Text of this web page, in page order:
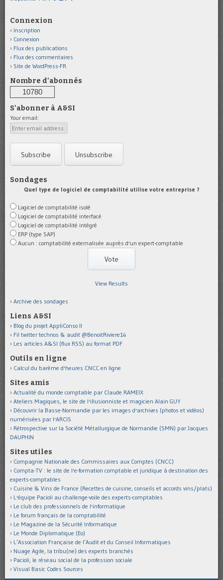
Connexion
Inscription
Connexion
Flux des publications
Flux des commentaires
Site de WordPress-FR
Nombre d'abonnés
10780
S'abonner à A&SI
Your email:
Sondages
Quel type de logiciel de comptabilité utilise votre entreprise ?
Logiciel de comptabilité isolé
Logiciel de comptabilité interfacé
Logiciel de comptabilité intégré
ERP (type SAP)
Aucun : comptabilité externalisée auprès d'un expert-comptable
View Results
Archive des sondages
Liens A&SI
Blog du projet AppliConso II
Fil twitter technos & audit @BenoitRiviere14
Les articles A&SI (flux RSS) au format PDF
Outils en ligne
Calcul du barème d'heures CNCC en ligne
Sites amis
Actualité du monde comptable par Claude RAMEIX
Ateliers Magiques, le site de l'illusionniste et magicien Alain GUY
Découvrir la Basse-Normandie par les images d'archives (photos et vidéos)
numérisées par l'ARCIS
Rétrospective sur la Société Métallurgique de Normandie (SMN) par Jacques
DAUPHIN
Sites utiles
Compagnie Nationale des Commissaires aux Comptes (CNCC)
Compta-TV : le site de l'e-formation comptable et juridique à destination des
experts-comptables
Cuisine & Vins de France (Recettes de cuisine, conseils et accords vins/plats)
L'équipe Pacioli au challenge-voile des experts-comptables
Le club des professionnels de l'informatique
Le forum français de la comptabilité
Le Magazine de la Sécurité Informatique
Le Monde Diplomatique (Eo)
L’Association Française de l’Audit et du Conseil Informatiques
Nuage Agile, la tribu(ne) des experts branchés
Pacioli, le réseau social de la profession sociale
Visual Basic Codes Sources